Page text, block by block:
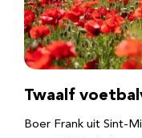
Twaalf
Boer Frank uit Sint-